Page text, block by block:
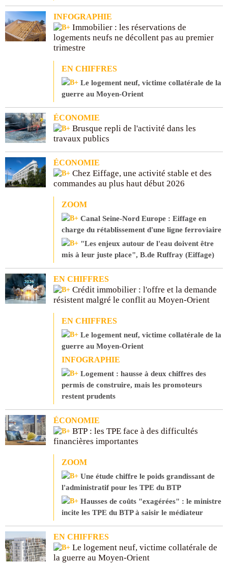
INFOGRAPHIE
Immobilier : les réservations de
logements neufs ne décollent pas au premier
trimestre
EN CHIFFRES
Le logement neuf, victime collatérale de la
guerre au Moyen-Orient
ÉCONOMIE
Brusque repli de l'activité dans les
travaux publics
ÉCONOMIE
Chez Eiffage, une activité stable et des
commandes au plus haut début 2026
ZOOM
Canal Seine-Nord Europe : Eiffage en
charge du rétablissement d'une ligne ferroviaire
"Les enjeux autour de l'eau doivent être
mis à leur juste place", B.de Ruffray (Eiffage)
EN CHIFFRES
Crédit immobilier : l'offre et la demande
résistent malgré le conflit au Moyen-Orient
EN CHIFFRES
Le logement neuf, victime collatérale de la
guerre au Moyen-Orient
INFOGRAPHIE
Logement : hausse à deux chiffres des
permis de construire, mais les promoteurs
restent prudents
ÉCONOMIE
BTP : les TPE face à des difficultés
financières importantes
ZOOM
Une étude chiffre le poids grandissant de
l'administratif pour les TPE du BTP
Hausses de coûts "exagérées" : le ministre
incite les TPE du BTP à saisir le médiateur
EN CHIFFRES
Le logement neuf, victime collatérale de
la guerre au Moyen-Orient